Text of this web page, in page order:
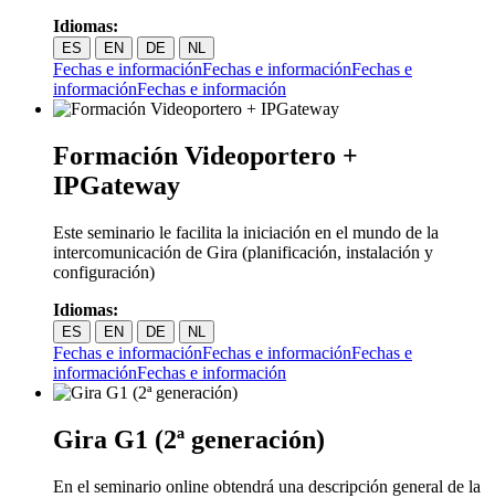
Idiomas:
ES EN DE NL
Fechas e informaciónFechas e informaciónFechas e
informaciónFechas e información
Formación Videoportero +
IPGateway
Este seminario le facilita la iniciación en el mundo de la
intercomunicación de Gira (planificación, instalación y
configuración)
Idiomas:
ES EN DE NL
Fechas e informaciónFechas e informaciónFechas e
informaciónFechas e información
Gira G1 (2ª generación)
En el seminario online obtendrá una descripción general de la